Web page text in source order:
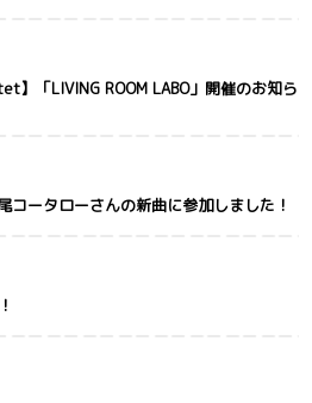
】「LIVING ROOM LABO」開催のお知ら
コータローさんの新曲に参加しました！